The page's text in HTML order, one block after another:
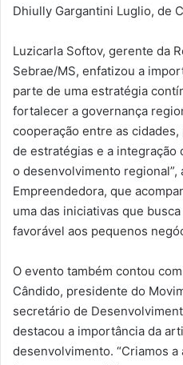
Dhiully Gargantini Luglio, de
Luzicarla Softov, gerente da
Sebrae/MS, enfatizou a
parte de uma estratégia
fortalecer a governança
cooperação entre as
de estratégias e a
o desenvolvimento regional”,
Empreendedora, que
uma das iniciativas que
favorável aos pequenos
O evento também contou
Cândido, presidente do
secretário de
destacou a importância da
desenvolvimento. “Criamos